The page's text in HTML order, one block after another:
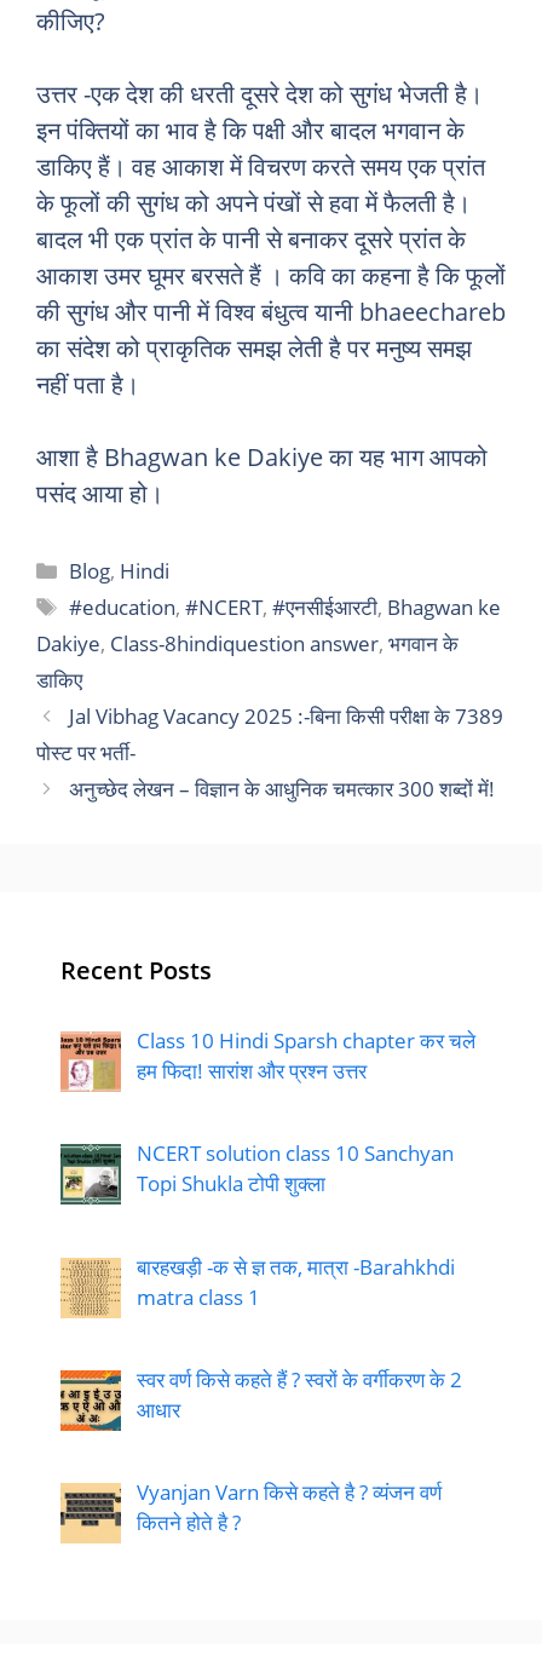
कीजिए?
उत्तर -एक देश की धरती दूसरे देश को सुगंध भेजती है।
इन पंक्तियों का भाव है कि पक्षी और बादल भगवान के
डाकिए हैं। वह आकाश में विचरण करते समय एक प्रांत
के फूलों की सुगंध को अपने पंखों से हवा में फैलती है।
बादल भी एक प्रांत के पानी से बनाकर दूसरे प्रांत के
आकाश उमर घूमर बरसते हैं । कवि का कहना है कि फूलों
की सुगंध और पानी में विश्व बंधुत्व यानी bhaeechareb
का संदेश को प्राकृतिक समझ लेती है पर मनुष्य समझ
नहीं पता है।
आशा है Bhagwan ke Dakiye का यह भाग आपको
पसंद आया हो।
Categories
Blog, Hindi
Tags
#education,#NCERT,#एनसीईआरटी, Bhagwan ke
Dakiye, Class-8hindiquestion answer, भगवान के
डाकिए
Jal Vibhag Vacancy 2025 :-बिना किसी परीक्षा के 7389
पोस्ट पर भर्ती-
अनुच्छेद लेखन – विज्ञान के आधुनिक चमत्कार 300 शब्दों में!
Recent Posts
Class 10 Hindi Sparsh chapter कर चले
हम फिदा! सारांश और प्रश्न उत्तर
NCERT solution class 10 Sanchyan
Topi Shukla टोपी शुक्ला
बारहखड़ी -क से ज्ञ तक, मात्रा -Barahkhdi
matra class 1
स्वर वर्ण किसे कहते हैं ? स्वरों के वर्गीकरण के 2
आधार
Vyanjan Varn किसे कहते है ? व्यंजन वर्ण
कितने होते है ?